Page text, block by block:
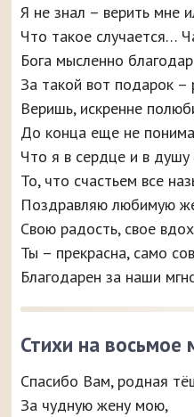
Я не знал – верить мне
Что такое случается…
Бога мысленно
За такой вот подарок –
Веришь, искренне
До конца еще не
Что я в сердце и в душу
То, что счастьем все
Поздравляю любимую
Свою радость, свое
Ты – прекрасна, само
Благодарен за наши
Стихи на восьмое
Спасибо Вам, родная
За чудную жену мою,